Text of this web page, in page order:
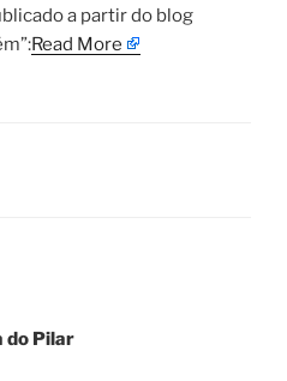
a partir do blog
Read More
do Pilar